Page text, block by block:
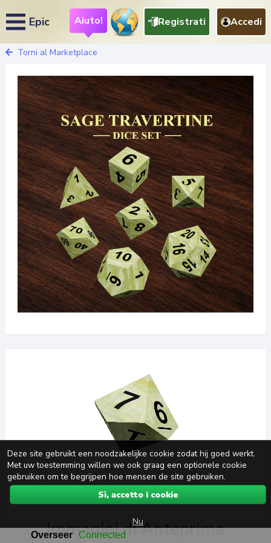
Epic Aiuto! Registrati Accedi
Torni al Marketplace
Immagini di Anteprima
Deze site gebruikt een noodzakelijke cookie zodat hij goed werkt.
Met uw toestemming willen we ook graag een optionele cookie
gebruiken om te begrijpen hoe mensen de site gebruiken.
Sì, accetto i cookie
Nu